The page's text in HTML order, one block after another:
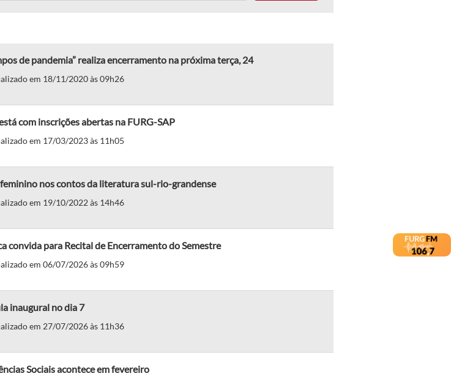
de pandemia” realiza encerramento na próxima terça, 24
em 18/11/2020 às 09h26
com inscrições abertas na FURG-SAP
em 17/03/2023 às 11h05
nos contos da literatura sul-rio-grandense
em 19/10/2022 às 14h46
convida para Recital de Encerramento do Semestre
em 06/07/2026 às 09h59
inaugural no dia 7
em 27/07/2026 às 11h36
Sociais acontece em fevereiro